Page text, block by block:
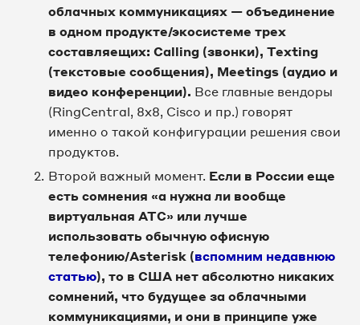
облачных коммуникациях — объединение
в одном продукте/экосистеме трех
составляещих: Calling (звонки), Texting
(текстовые сообщения), Meetings (аудио и
видео конференции). Все главные вендоры
(RingCentral, 8x8, Cisco и пр.) говорят
именно о такой конфигурации решения свои
продуктов.
Второй важный момент. Если в России еще
есть сомнения «а нужна ли вообще
виртуальная АТС» или лучше
использовать обычную офисную
телефонию/Asterisk (вспомним недавнюю
статью), то в США нет абсолютно никаких
сомнений, что будущее за облачными
коммуникациями, и они в принципе уже